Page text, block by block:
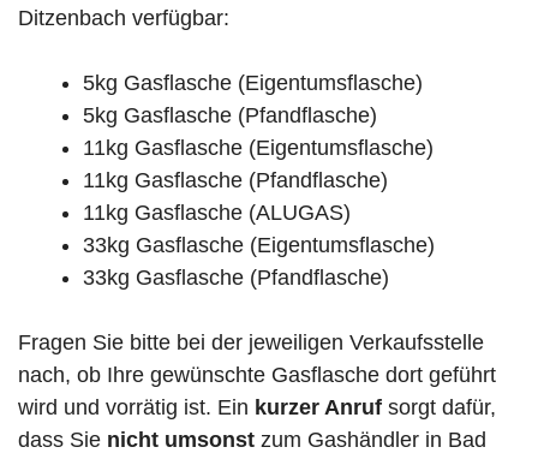
Ditzenbach verfügbar:
5kg Gasflasche (Eigentumsflasche)
5kg Gasflasche (Pfandflasche)
11kg Gasflasche (Eigentumsflasche)
11kg Gasflasche (Pfandflasche)
11kg Gasflasche (ALUGAS)
33kg Gasflasche (Eigentumsflasche)
33kg Gasflasche (Pfandflasche)
Fragen Sie bitte bei der jeweiligen Verkaufsstelle
nach, ob Ihre gewünschte Gasflasche dort geführt
wird und vorrätig ist. Ein kurzer Anruf sorgt dafür,
dass Sie nicht umsonst zum Gashändler in Bad